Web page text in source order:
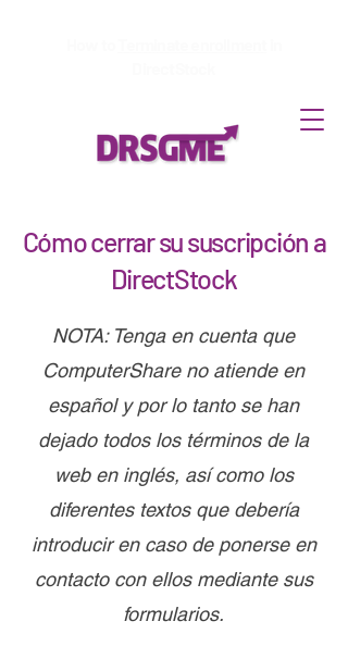
Cómo cerrar su suscripción a
DirectStock
NOTA: Tenga en cuenta que
ComputerShare no atiende en
español y por lo tanto se han
dejado todos los términos de la
web en inglés, así como los
diferentes textos que debería
introducir en caso de ponerse en
contacto con ellos mediante sus
formularios.